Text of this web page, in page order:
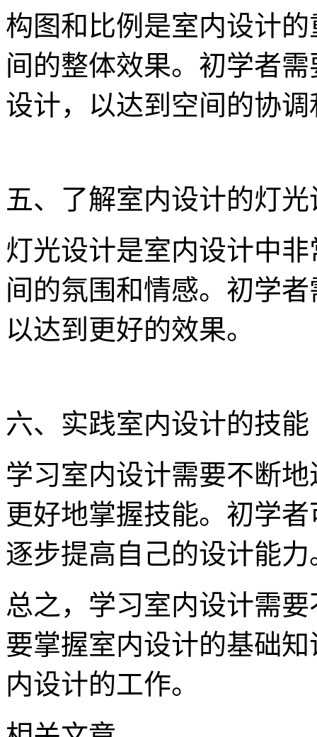
构图和比例是室内设计
间的整体效果。初学者
设计，以达到空间的协
五、了解室内设计的灯光
灯光设计是室内设计中
间的氛围和情感。初学
以达到更好的效果。
六、实践室内设计的技能
学习室内设计需要不断
更好地掌握技能。初学
逐步提高自己的设计能力
总之，学习室内设计需
要掌握室内设计的基础
内设计的工作。